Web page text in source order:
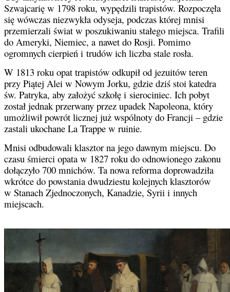
Szwajcarię w 1798 roku, wypędzili trapistów. Rozpoczęła
się wówczas niezwykła odyseja, podczas której mnisi
przemierzali świat w poszukiwaniu stałego miejsca. Trafili
do Ameryki, Niemiec, a nawet do Rosji. Pomimo
ogromnych cierpień i trudów ich liczba stale rosła.
W 1813 roku opat trapistów odkupił od jezuitów teren
przy Piątej Alei w Nowym Jorku, gdzie dziś stoi katedra
św. Patryka, aby założyć szkołę i sierociniec. Ich pobyt
został jednak przerwany przez upadek Napoleona, który
umożliwił powrót licznej już wspólnoty do Francji – gdzie
zastali ukochane La Trappe w ruinie.
Mnisi odbudowali klasztor na jego dawnym miejscu. Do
czasu śmierci opata w 1827 roku do odnowionego zakonu
dołączyło 700 mnichów. Ta nowa reforma doprowadziła
wkrótce do powstania dwudziestu kolejnych klasztorów
w Stanach Zjednoczonych, Kanadzie, Syrii i innych
miejscach.